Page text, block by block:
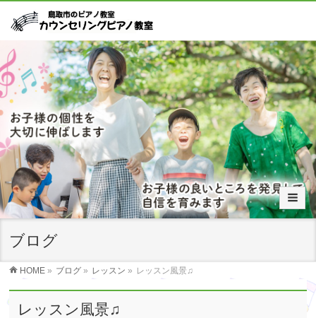
ブログ
HOME » ブログ » レッスン » レッスン風景♫
レッスン風景♫